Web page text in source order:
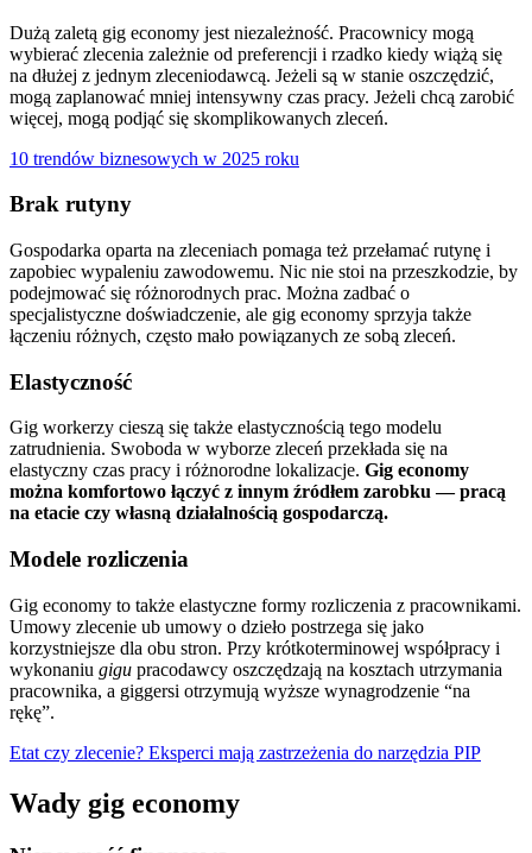
Dużą zaletą gig economy jest niezależność. Pracownicy mogą
wybierać zlecenia zależnie od preferencji i rzadko kiedy wiążą się
na dłużej z jednym zleceniodawcą. Jeżeli są w stanie oszczędzić,
mogą zaplanować mniej intensywny czas pracy. Jeżeli chcą zarobić
więcej, mogą podjąć się skomplikowanych zleceń.
10 trendów biznesowych w 2025 roku
Brak rutyny
Gospodarka oparta na zleceniach pomaga też przełamać rutynę i
zapobiec wypaleniu zawodowemu. Nic nie stoi na przeszkodzie, by
podejmować się różnorodnych prac. Można zadbać o
specjalistyczne doświadczenie, ale gig economy sprzyja także
łączeniu różnych, często mało powiązanych ze sobą zleceń.
Elastyczność
Gig workerzy cieszą się także elastycznością tego modelu
zatrudnienia. Swoboda w wyborze zleceń przekłada się na
elastyczny czas pracy i różnorodne lokalizacje. Gig economy
można komfortowo łączyć z innym źródłem zarobku — pracą
na etacie czy własną działalnością gospodarczą.
Modele rozliczenia
Gig economy to także elastyczne formy rozliczenia z pracownikami.
Umowy zlecenie ub umowy o dzieło postrzega się jako
korzystniejsze dla obu stron. Przy krótkoterminowej współpracy i
wykonaniu gigu pracodawcy oszczędzają na kosztach utrzymania
pracownika, a giggersi otrzymują wyższe wynagrodzenie “na
rękę”.
Etat czy zlecenie? Eksperci mają zastrzeżenia do narzędzia PIP
Wady gig economy